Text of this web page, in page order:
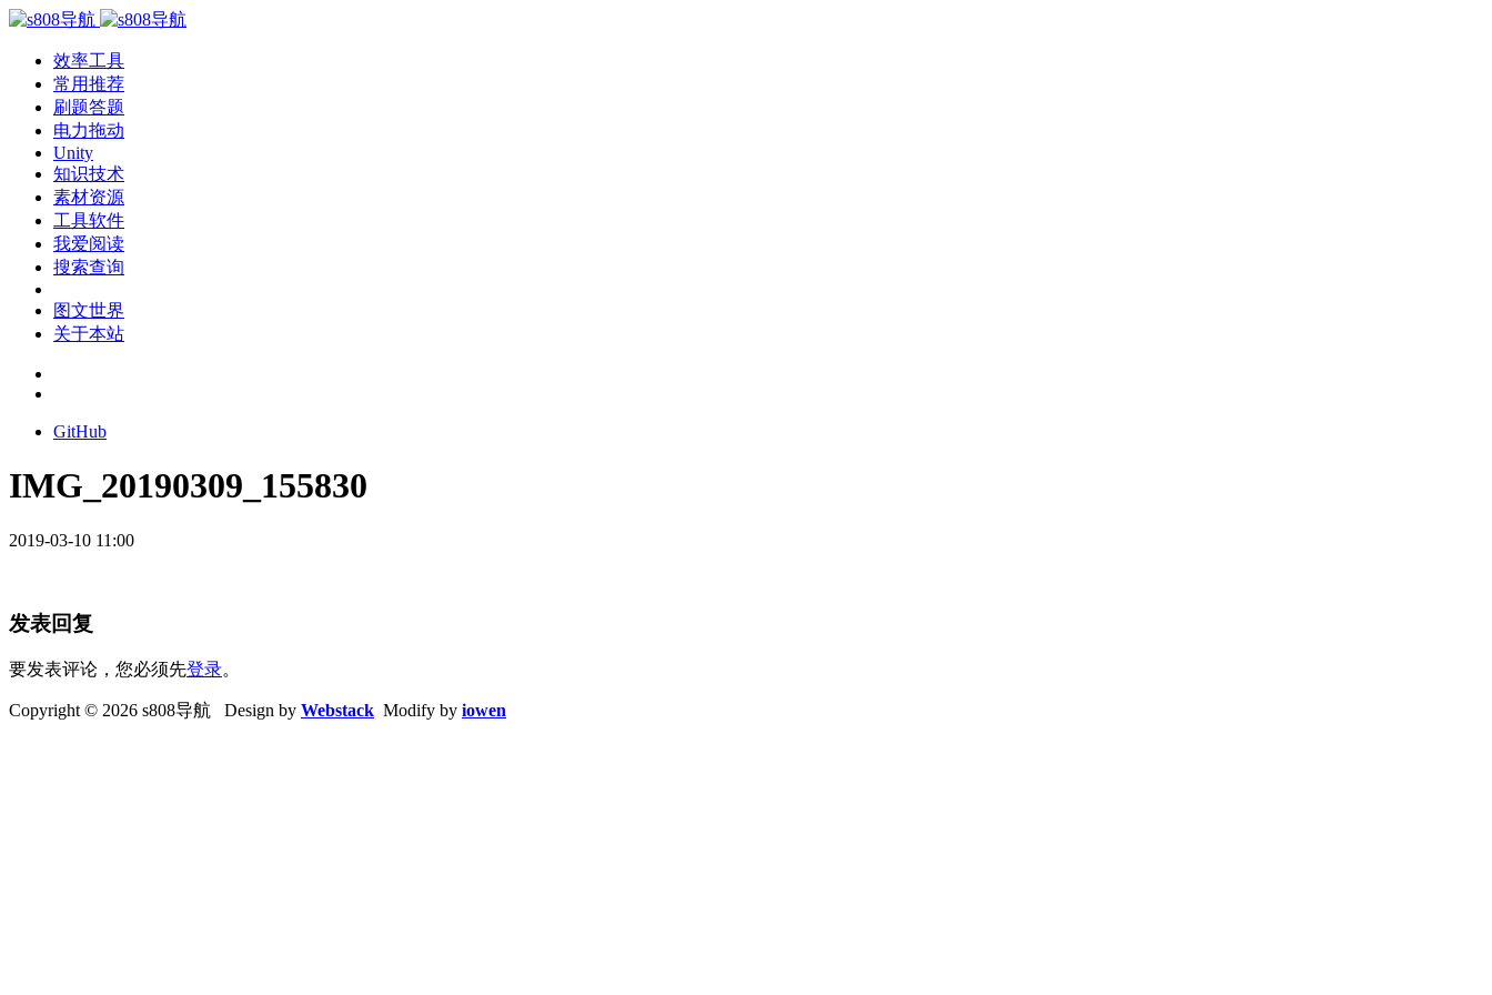
效率工具
常用推荐
刷题答题
电力拖动
Unity
知识技术
素材资源
工具软件
我爱阅读
搜索查询
图文世界
关于本站
GitHub
IMG_20190309_155830
2019-03-10 11:00
发表回复
要发表评论，您必须先登录。
Copyright © 2026 s808导航 Design by Webstack Modify by iowen